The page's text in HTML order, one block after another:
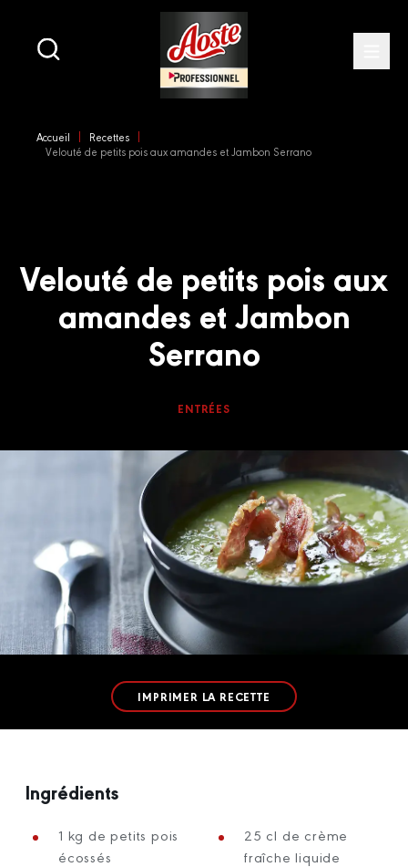
Accueil
Recettes
Velouté de petits pois aux amandes et Jambon Serrano
Velouté de petits pois aux
amandes et Jambon
Serrano
ENTRÉES
IMPRIMER LA RECETTE
Ingrédients
1 kg de petits pois
écossés
25 cl de crème
fraîche liquide